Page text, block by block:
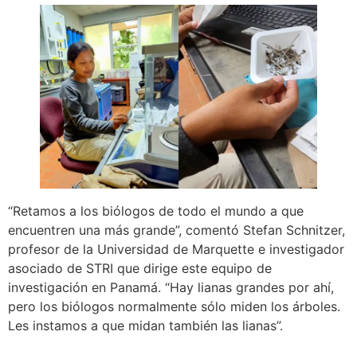
“Retamos a los biólogos de todo el mundo a que
encuentren una más grande”, comentó Stefan Schnitzer,
profesor de la Universidad de Marquette e investigador
asociado de STRI que dirige este equipo de
investigación en Panamá. “Hay lianas grandes por ahí,
pero los biólogos normalmente sólo miden los árboles.
Les instamos a que midan también las lianas”.